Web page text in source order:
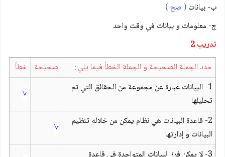
ب- بيانات( صح )
ج- معلومات و بيانات في وقت واحد
تدريب 2
حدد الجملة الصحيحة و الجملة الخطأ فيما يلي :
صحيحة خطأ
1- البيانات عبارة عن مجموعة من الحقائق التي تم
تحليلها
√
2- قاعدة البيانات هي نظام يمكن من خلاله تنظيم
البيانات و إدارتها
√